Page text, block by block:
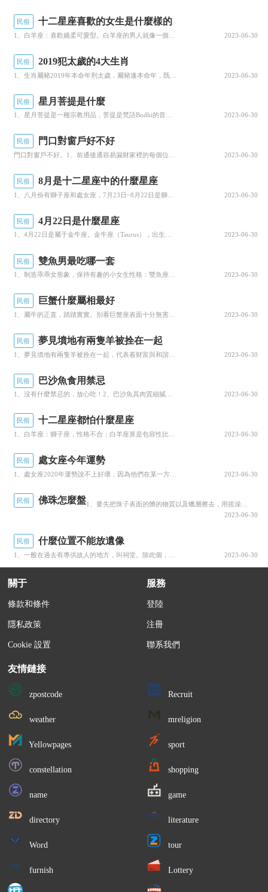
力。侗族的鼓樓是按族姓分别建造的，一個族姓一
座鼓樓。鼓樓頂層懸挂一個長形細腰的牛皮大鼓，
火，族首便派人上樓擊鼓求援。
圖 3 侗寨的鼓樓
（二）吊腳樓
吊腳樓是一種極富侗族特色的住宅建築。這種
吊腳樓式的住房建築，仍保留着古越人幹欄式建築
的傳統特征。多為外廊式二三層小樓房，堆放柴草
雜物，飼養牲畜；樓上為人居，有卧室、客房、堂
屋、竈屋，并設有火堂，堂屋中設有神龛，兩側為
卧室、廚房，豬牛圈都在房側房後。當今侗鄉的吊
腳樓，全是杉木結構，以原木為柱，鑿榫穿枋銜接
成整體骨架，樓闆和壁闆用開槽相拼接，緊密牢
固。吊腳樓的底層，以前大都是籬笆式的竹竿，木
（三）風雨橋
侗寨大多修在河溪兩旁，跨水而居。因此，侗
寨就出現了石拱橋、石闆橋、竹篾橋等，而最富民
族特色的便是風雨橋。座落于廣西三江侗族自治縣
林溪鄉馬安寨的程陽橋是風雨橋的代表。因橋上建
有廊和亭，既可行人，又可避風雨，故稱風雨橋。
它是一座四孔五墩伸臂木梁橋。其結構以橋
墩、橋身兩部分為主。橋墩底下用生松木鋪墊，用
民俗 十二星座喜歡的女生是什麼樣的
2023-06-30
民俗 2019犯太歲的4大生肖
1、生肖屬豬2019年本命年刑太歲，屬豬逢本命年，既是值太歲，也是刑太歲，表示今年運氣欠佳，事多阻礙... 2023-06-30
民俗 星月菩提是什麼
2023-06-30
民俗 門口對窗戶好不好
2023-06-30
民俗 8月是十二星座中的什麼星座
1、八月份有獅子座和處女座，7月23日~8月22日是獅子座，8月23日—9月22日是處女座。2、獅子... 2023-06-30
民俗 4月22日是什麼星座
1、4月22日是屬于金牛座。金牛座（Taurus），出生日期為陽曆4月20日~5月20日，是黃道十二... 2023-06-30
民俗 雙魚男最吃哪一套
2023-06-30
民俗 巨蟹什麼屬相最好
1、屬牛的正直，踏踏實實。别看巨蟹座表面十分無害的樣子，其實巨蟹座的花花腸子也是挺多的，而且巨蟹座總... 2023-06-30
民俗 夢見墳地有兩隻羊被拴在一起
1、夢見墳地有兩隻羊被拴在一起，代表着财富與和諧的生活。2、打算出門的人夢見倆隻在墳地被拴的羊，建議... 2023-06-30
民俗 巴沙魚食用禁忌
1、沒有什麼禁忌的，放心吃！2、巴沙魚其肉質細膩、味道鮮美，含豐富維生素、礦物質（主要是鈣）等營養元... 2023-06-30
民俗 十二星座都怕什麼星座
1、白羊座：獅子座，性格不合：白羊座算是包容性比較強的那種人了，但是他們在遇到獅子座的時候，也是挺無... 2023-06-30
民俗 處女座今年運勢
1、處女座2020年運勢說不上好壞，因為他們在某一方面上是混得非常的好的，是人人都非常羨慕的那一種。... 2023-06-30
民俗 佛珠怎麼盤
2023-06-30
民俗 什麼位置不能放遺像
2023-06-30
關于
條款和條件
隱私政策
Cookie 設置
服務
登陸
注冊
聯系我們
友情鏈接
zpostcode Recruit
weather mreligion
Yellowpages sport
constellation shopping
name game
directory literature
Word tour
furnish Lottery